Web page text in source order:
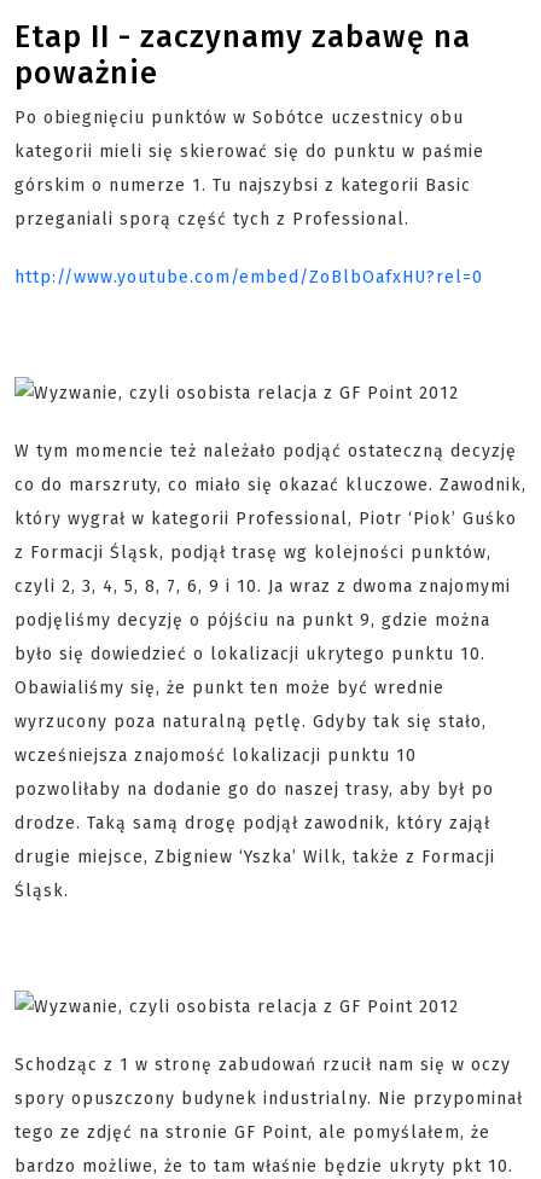
Etap II - zaczynamy zabawę na
poważnie
Po obiegnięciu punktów w Sobótce uczestnicy obu
kategorii mieli się skierować się do punktu w paśmie
górskim o numerze 1. Tu najszybsi z kategorii Basic
przeganiali sporą część tych z Professional.
http://www.youtube.com/embed/ZoBlbOafxHU?rel=0
W tym momencie też należało podjąć ostateczną decyzję
co do marszruty, co miało się okazać kluczowe. Zawodnik,
który wygrał w kategorii Professional, Piotr ‘Piok’ Guśko
z Formacji Śląsk, podjął trasę wg kolejności punktów,
czyli 2, 3, 4, 5, 8, 7, 6, 9 i 10. Ja wraz z dwoma znajomymi
podjęliśmy decyzję o pójściu na punkt 9, gdzie można
było się dowiedzieć o lokalizacji ukrytego punktu 10.
Obawialiśmy się, że punkt ten może być wrednie
wyrzucony poza naturalną pętlę. Gdyby tak się stało,
wcześniejsza znajomość lokalizacji punktu 10
pozwoliłaby na dodanie go do naszej trasy, aby był po
drodze. Taką samą drogę podjął zawodnik, który zajął
drugie miejsce, Zbigniew ‘Yszka’ Wilk, także z Formacji
Śląsk.
Schodząc z 1 w stronę zabudowań rzucił nam się w oczy
spory opuszczony budynek industrialny. Nie przypominał
tego ze zdjęć na stronie GF Point, ale pomyślałem, że
bardzo możliwe, że to tam właśnie będzie ukryty pkt 10.